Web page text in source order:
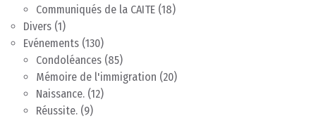
Communiqués de la CAITE (18)
Divers (1)
Evénements (130)
Condoléances (85)
Mémoire de l'immigration (20)
Naissance. (12)
Réussite. (9)